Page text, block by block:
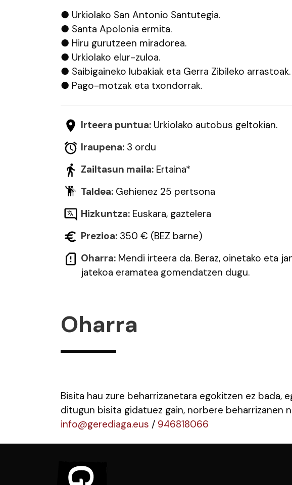
● Urkiolako San Antonio Santutegia.
● Santa Apolonia ermita.
● Hiru gurutzeen miradorea.
● Urkiolako elur-zuloa.
● Saibigaineko lubakiak eta Gerra Zibileko arrastoak.
● Pago-motzak eta txondorrak.
Irteera puntua: Urkiolako autobus geltokian.
Iraupena: 3 ordu
Zailtasun maila: Ertaina*
Taldea: Gehienez 25 pertsona
Hizkuntza: Euskara, gaztelera
Prezioa: 350 € (BEZ barne)
Oharra: Mendi irteera da. Beraz, oinetako eta
jatekoa eramatea gomendatzen dugu.
Oharra
Bisita hau zure beharrizanetara egokitzen ez bada,
ditugun bisita gidatuez gain, norbere beharrizanen
info@gerediaga.eus / 946818066